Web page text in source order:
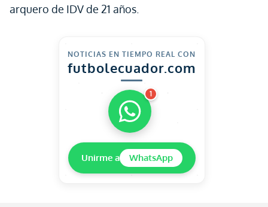
arquero de IDV de 21 años.
NOTICIAS EN TIEMPO REAL CON
futbolecuador.com
1
Unirme a WhatsApp